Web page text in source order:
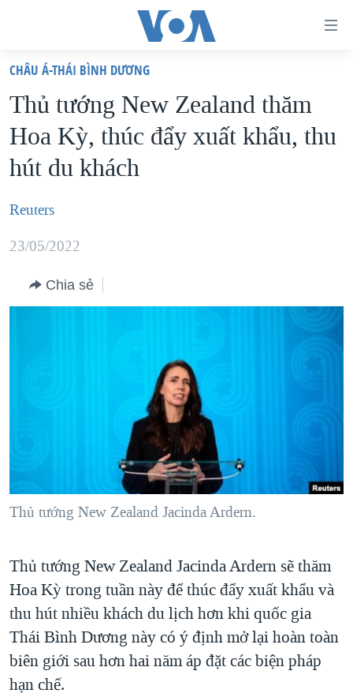
truy
cập
Tới
nội
chính
điều
hướng
chính
VIỆT NAM
HOA KỲ
BIỂN ĐÔNG
THẾ GIỚI
DIỄN ĐÀN
MỤC
VĂN HOÁ
GIÁO DỤC
CHUYÊN ĐỀ
HÀNH TRÌNH BẦU CỬ 2024
MỘT NĂM CHIẾN TRANH TẠI DẢI GAZA
GIẢI MÃ VÀNH ĐAI & CON ĐƯỜNG
NGÀY TỊ NẠN THẾ GIỚI
CÁC GIÁ TRỊ CỘNG HÒA Ở VIỆT NAM
THƯỢNG ĐỈNH TRUMP-KIM TẠI VIỆT NAM
TRỊNH VĨNH BÌNH VS. CHÍNH PHỦ VIỆT NAM
NGƯ DÂN VIỆT VÀ LÀN SÓNG TRỘM HẢI SÂM
Ngôn ngữ khác
CHÂU Á-THÁI BÌNH DƯƠNG
Thủ tướng New Zealand thăm
Hoa Kỳ, thúc đẩy xuất khẩu, thu
hút du khách
Reuters
23/05/2022
Chia sẻ
Thủ tướng New Zealand Jacinda Ardern.
Thủ tướng New Zealand Jacinda Ardern sẽ thăm
Hoa Kỳ trong tuần này để thúc đẩy xuất khẩu và
thu hút nhiều khách du lịch hơn khi quốc gia
Thái Bình Dương này có ý định mở lại hoàn toàn
biên giới sau hơn hai năm áp đặt các biện pháp
hạn chế.